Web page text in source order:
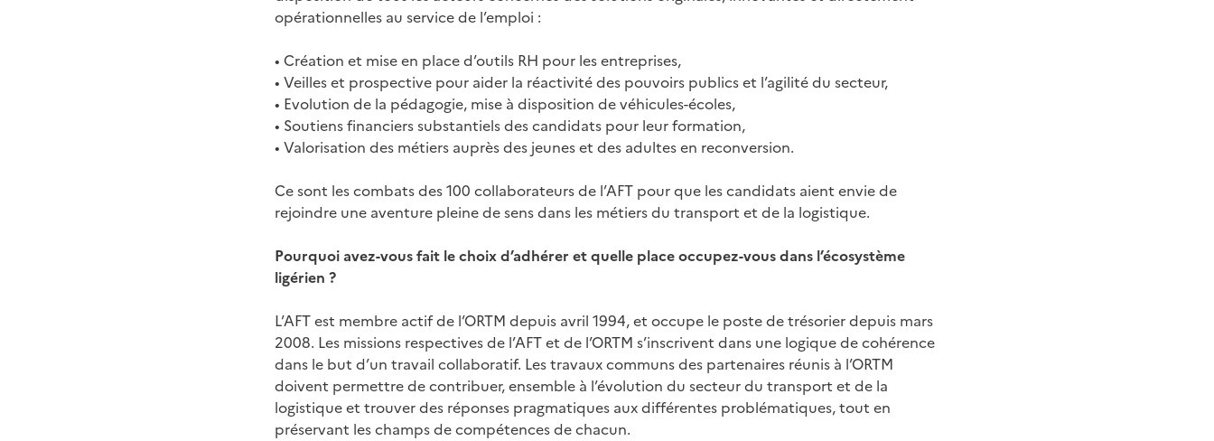
opérationnelles au service de l’emploi :
• Création et mise en place d’outils RH pour les entreprises,
• Veilles et prospective pour aider la réactivité des pouvoirs publics et l’agilité du secteur,
• Evolution de la pédagogie, mise à disposition de véhicules-écoles,
• Soutiens financiers substantiels des candidats pour leur formation,
• Valorisation des métiers auprès des jeunes et des adultes en reconversion.
Ce sont les combats des 100 collaborateurs de l’AFT pour que les candidats aient envie de
rejoindre une aventure pleine de sens dans les métiers du transport et de la logistique.
Pourquoi avez-vous fait le choix d’adhérer et quelle place occupez-vous dans l’écosystème
ligérien ?
L’AFT est membre actif de l’ORTM depuis avril 1994, et occupe le poste de trésorier depuis mars
2008. Les missions respectives de l’AFT et de l’ORTM s’inscrivent dans une logique de cohérence
dans le but d’un travail collaboratif. Les travaux communs des partenaires réunis à l’ORTM
doivent permettre de contribuer, ensemble à l’évolution du secteur du transport et de la
logistique et trouver des réponses pragmatiques aux différentes problématiques, tout en
préservant les champs de compétences de chacun.